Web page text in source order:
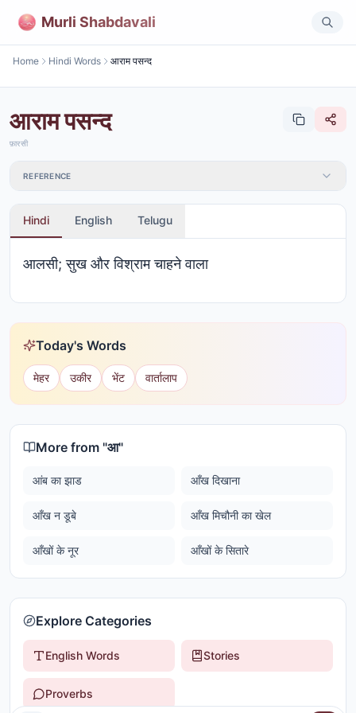
Murli Shabdavali
Home Hindi Words आराम पसन्द
आराम पसन्द
फ़ारसी
REFERENCE
Hindi English Telugu
आलसी; सुख और विश्राम चाहने वाला
Today's Words
मेहर उकीर भेंट वार्तालाप
More from "आ"
आंब का झाड आँख दिखाना
आँख न डूबे आँख मिचौनी का खेल
आँखों के नूर आँखों के सितारे
Explore Categories
English Words Stories
Proverbs